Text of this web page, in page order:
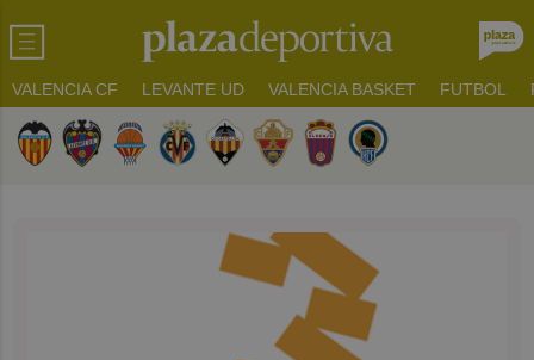
VALENCIA CF LEVANTE UD VALENCIA BASKET FUTBOL